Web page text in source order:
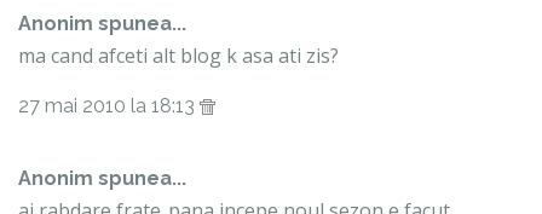
Anonim spunea...
ma cand afceti alt blog k asa ati zis?
27 mai 2010 la 18:13
Anonim spunea...